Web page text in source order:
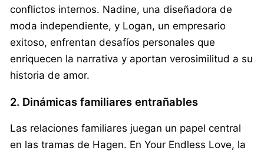
conflictos internos. Nadine, una diseñadora de
moda independiente, y Logan, un empresario
exitoso, enfrentan desafíos personales que
enriquecen la narrativa y aportan verosimilitud a su
historia de amor.
2. Dinámicas familiares entrañables
Las relaciones familiares juegan un papel central
en las tramas de Hagen. En Your Endless Love, la